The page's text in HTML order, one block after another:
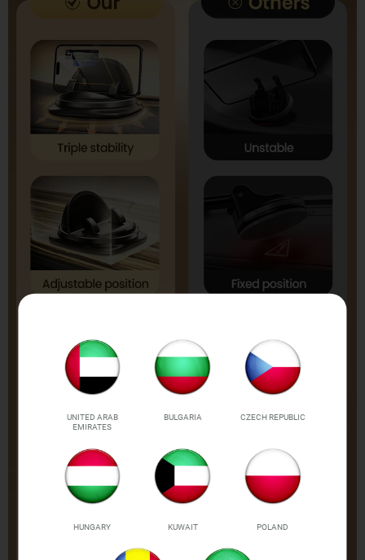
UNITED ARAB
EMIRATES
BULGARIA CZECH REPUBLIC
HUNGARY KUWAIT POLAND